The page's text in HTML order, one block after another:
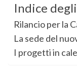
Indice
Rilancio per la
La sede del
I progetti in